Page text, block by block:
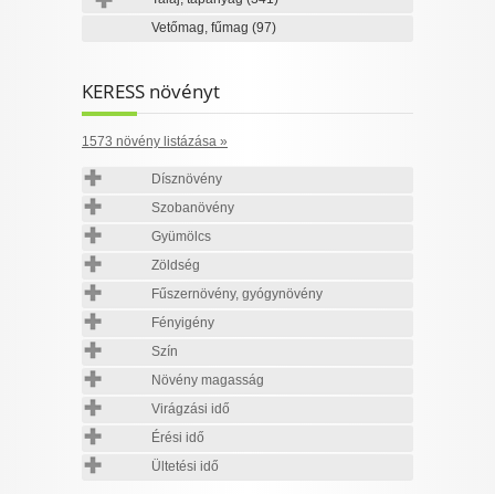
Vetőmag, fűmag (97)
KERESS növényt
1573 növény listázása »
Dísznövény
Szobanövény
Gyümölcs
Zöldség
Fűszernövény, gyógynövény
Fényigény
Szín
Növény magasság
Virágzási idő
Érési idő
Ültetési idő